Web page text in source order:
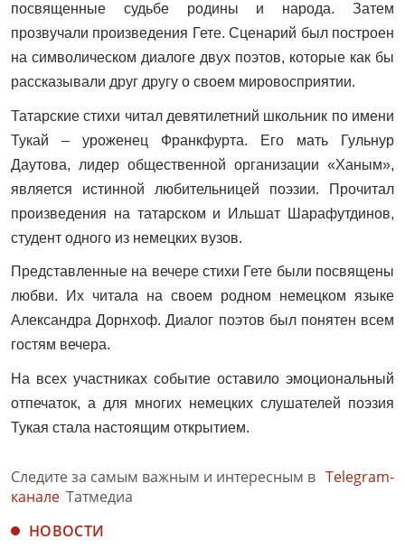
посвященные судьбе родины и народа. Затем
прозвучали произведения Гете. Сценарий был построен
на символическом диалоге двух поэтов, которые как бы
рассказывали друг другу о своем мировосприятии.
Татарские стихи читал девятилетний школьник по имени
Тукай – уроженец Франкфурта. Его мать Гульнур
Даутова, лидер общественной организации «Ханым»,
является истинной любительницей поэзии. Прочитал
произведения на татарском и Ильшат Шарафутдинов,
студент одного из немецких вузов.
Представленные на вечере стихи Гете были посвящены
любви. Их читала на своем родном немецком языке
Александра Дорнхоф. Диалог поэтов был понятен всем
гостям вечера.
На всех участниках событие оставило эмоциональный
отпечаток, а для многих немецких слушателей поэзия
Тукая стала настоящим открытием.
Следите за самым важным и интересным в Telegram-
канале Татмедиа
НОВОСТИ